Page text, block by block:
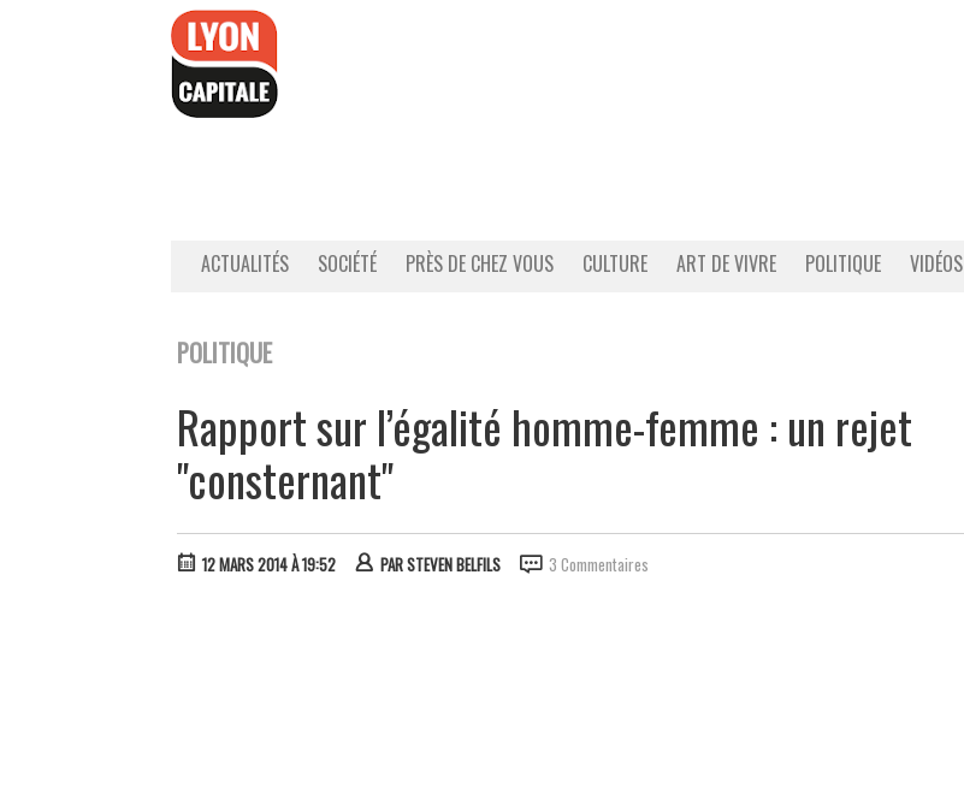
ACTUALITÉS SOCIÉTÉ PRÈS DE CHEZ VOUS CULTURE ART DE VIVRE POLITIQUE VIDÉOS
POLITIQUE
Rapport sur l’égalité homme-femme : un rejet
"consternant"
12 MARS 2014 À 19:52 PARSTEVEN BELFILS 3 Commentaires